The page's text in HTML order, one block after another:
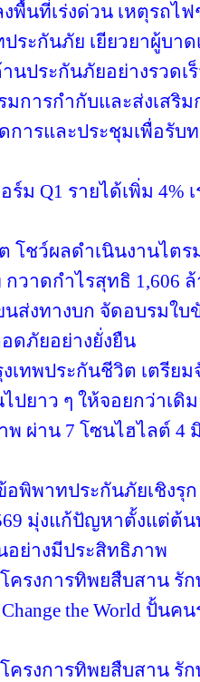
พื้นที่เร่งด่วน เหตุรถไ
ระกันภัย เยียวยาผู้บา
นประกันภัยอย่างรวดเ
การกำกับและส่งเสริ
การและประชุมเพื่อรับ
ร์ม Q1 รายได้เพิ่ม
โชว์ผลดำเนินงานไตร
กวาดกำไรสุทธิ 1,606
ส่งทางบก จัดอบรมใบ
ดภัยอย่างยั่งยืน
เทพประกันชีวิต เตรียม
ไปยาว ๆ ให้จอยกว่าเ
ผ่าน 7 โซนไฮไลต์ 4
พิพาทประกันภัยเชิงรุ
มุ่งแก้ปัญหาตั้งแต่ต้
อย่างมีประสิทธิภาพ
ครงการทิพยสืบสาน รั
the World ปั้น
ครงการทิพยสืบสาน รั